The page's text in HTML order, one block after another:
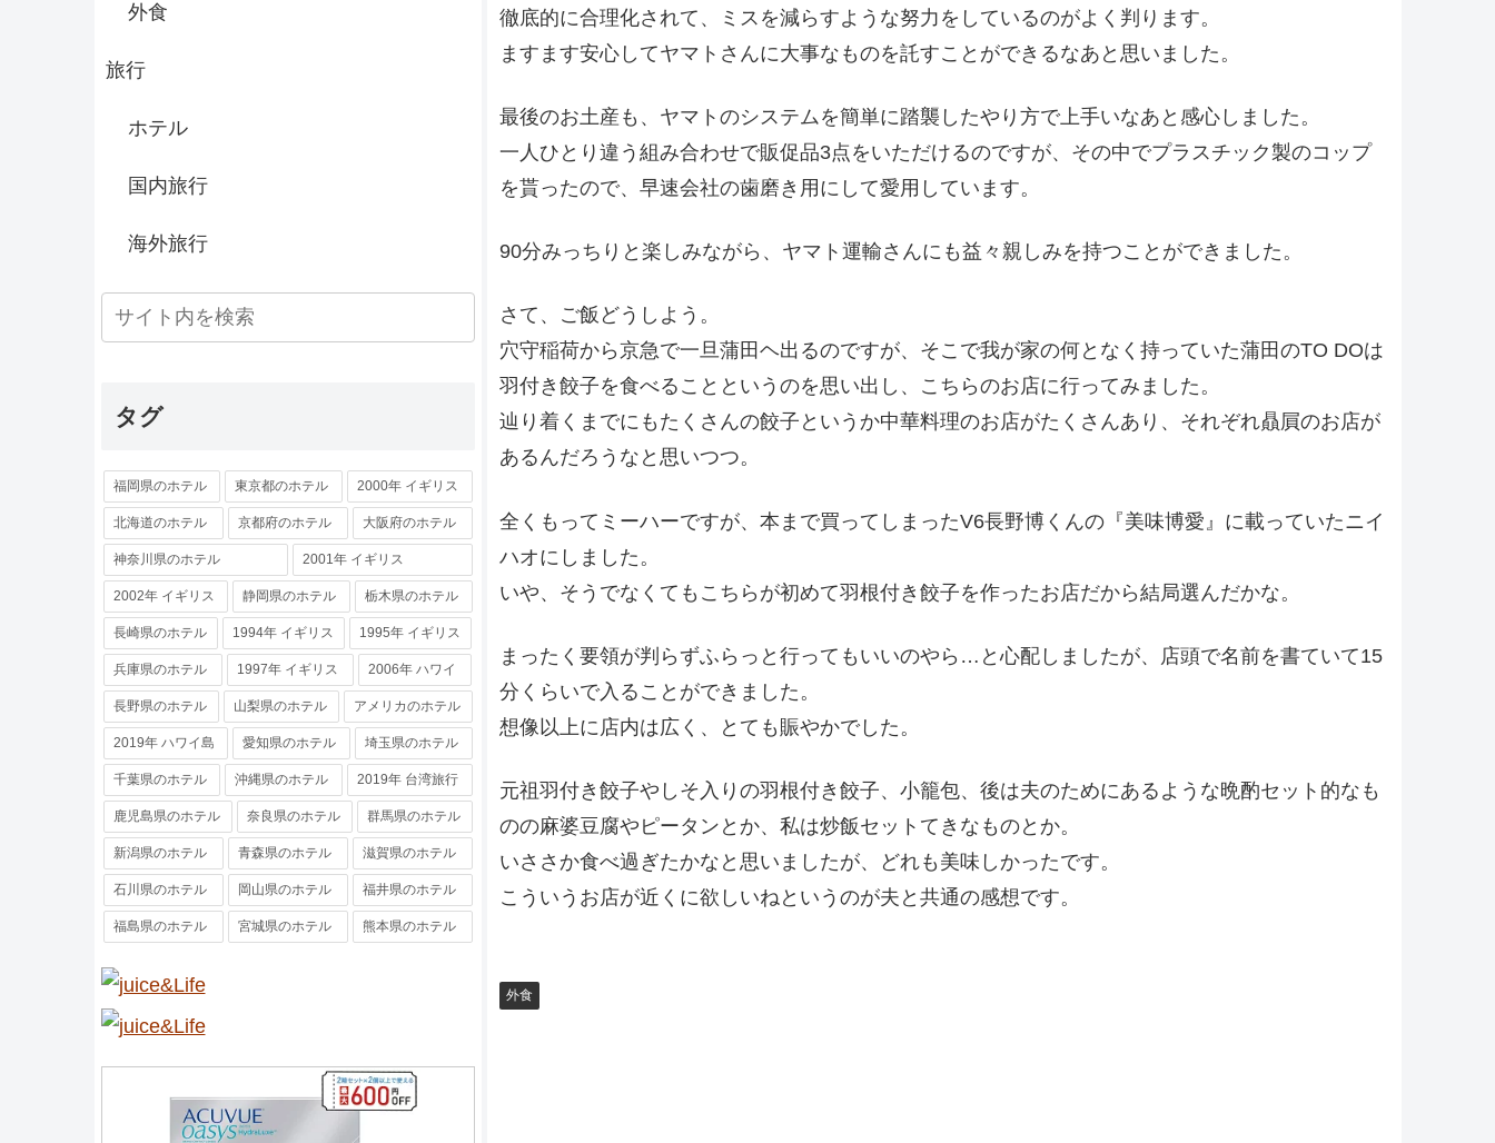
徹底的に合理化されて、ミスを減らすような努力をしているのがよく判ります。
ますます安心してヤマトさんに大事なものを託すことができるなあと思いました。
最後のお土産も、ヤマトのシステムを簡単に踏襲したやり方で上手いなあと感心しました。
一人ひとり違う組み合わせで販促品3点をいただけるのですが、その中でプラスチック製のコップ
を貰ったので、早速会社の歯磨き用にして愛用しています。
90分みっちりと楽しみながら、ヤマト運輸さんにも益々親しみを持つことができました。
さて、ご飯どうしよう。
穴守稲荷から京急で一旦蒲田ヘ出るのですが、そこで我が家の何となく持っていた蒲田のTO DOは
羽付き餃子を食べることというのを思い出し、こちらのお店に行ってみました。
辿り着くまでにもたくさんの餃子というか中華料理のお店がたくさんあり、それぞれ贔屓のお店が
あるんだろうなと思いつつ。
全くもってミーハーですが、本まで買ってしまったV6長野博くんの『美味博愛』に載っていたニイ
ハオにしました。
いや、そうでなくてもこちらが初めて羽根付き餃子を作ったお店だから結局選んだかな。
まったく要領が判らずふらっと行ってもいいのやら…と心配しましたが、店頭で名前を書ていて15
分くらいで入ることができました。
想像以上に店内は広く、とても賑やかでした。
元祖羽付き餃子やしそ入りの羽根付き餃子、小籠包、後は夫のためにあるような晩酌セット的なも
のの麻婆豆腐やピータンとか、私は炒飯セットてきなものとか。
いささか食べ過ぎたかなと思いましたが、どれも美味しかったです。
こういうお店が近くに欲しいねというのが夫と共通の感想です。
外食
外食
旅行
ホテル
国内旅行
海外旅行
タグ
福岡県のホテル 東京都のホテル 2000年 イギリス
北海道のホテル 京都府のホテル 大阪府のホテル
神奈川県のホテル 2001年 イギリス
2002年 イギリス 静岡県のホテル 栃木県のホテル
長崎県のホテル 1994年 イギリス 1995年 イギリス
兵庫県のホテル 1997年 イギリス 2006年 ハワイ
長野県のホテル 山梨県のホテル アメリカのホテル
2019年 ハワイ島 愛知県のホテル 埼玉県のホテル
千葉県のホテル 沖縄県のホテル 2019年 台湾旅行
鹿児島県のホテル 奈良県のホテル 群馬県のホテル
新潟県のホテル 青森県のホテル 滋賀県のホテル
石川県のホテル 岡山県のホテル 福井県のホテル
福島県のホテル 宮城県のホテル 熊本県のホテル